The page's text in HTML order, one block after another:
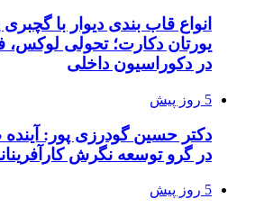
انواع قاب بندی دیوار با
یورتان دکارت؛ تحولی
در دکوراسیون داخلی
5 روز پیش
دکتر حسین گودرزی پور:
در گرو توسعه نگرش
5 روز پیش